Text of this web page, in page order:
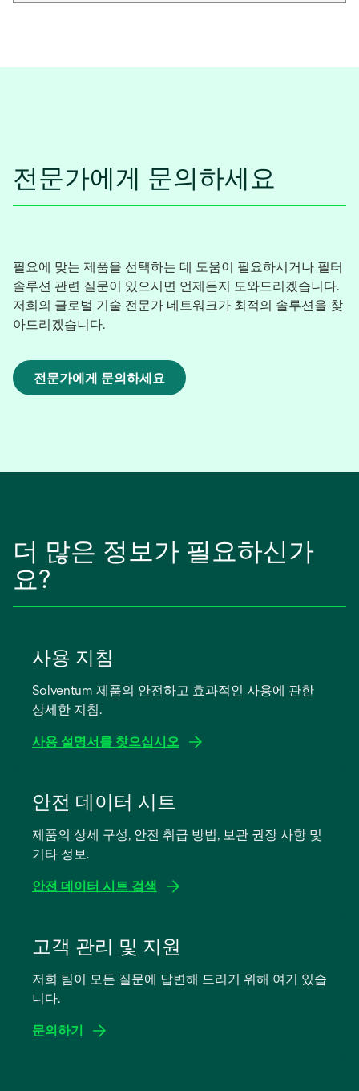
전문가에게 문의하세요
필요에 맞는 제품을 선택하는 데 도움이 필요하시거나 필터
솔루션 관련 질문이 있으시면 언제든지 도와드리겠습니다.
저희의 글로벌 기술 전문가 네트워크가 최적의 솔루션을 찾
아드리겠습니다.
전문가에게 문의하세요
새
더 많은 정보가 필요하신가
요?
사용 지침
Solventum 제품의 안전하고 효과적인 사용에 관한
상세한 지침.
사용 설명서를 찾으십시오
안전 데이터 시트
제품의 상세 구성, 안전 취급 방법, 보관 권장 사항 및
기타 정보.
안전 데이터 시트 검색
고객 관리 및 지원
저희 팀이 모든 질문에 답변해 드리기 위해 여기 있습
니다.
문의하기